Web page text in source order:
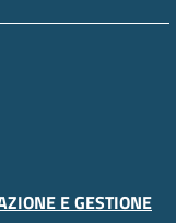
E GESTIONE